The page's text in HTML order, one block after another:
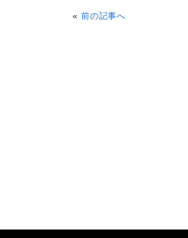
«前の記事へ